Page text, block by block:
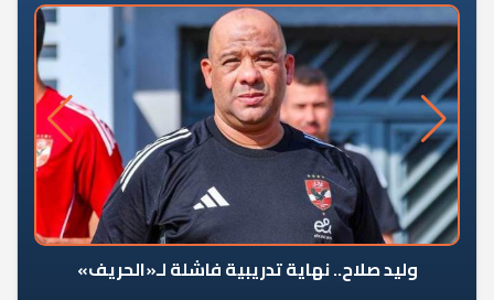
وليد صلاح.. نهاية تدريبية فاشلة لـ«الحريف»